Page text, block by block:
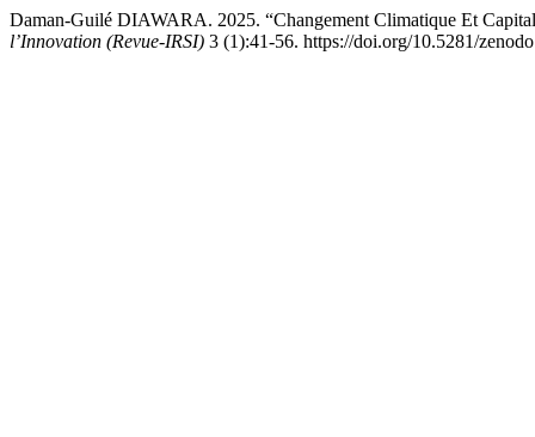
Daman-Guilé DIAWARA. 2025. “Changement Climatique Et
l’Innovation (Revue-IRSI) 3 (1):41-56. https://doi.org/10.5281/